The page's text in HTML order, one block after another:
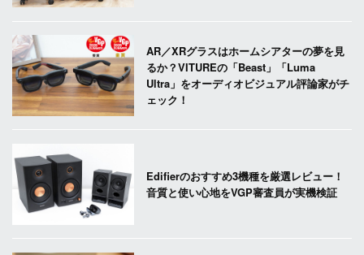
AR／XRグラスはホームシアターの夢を見
るか？VITUREの「Beast」「Luma
Ultra」をオーディオビジュアル評論家がチ
ェック！
Edifierのおすすめ3機種を厳選レビュー！
音質と使い心地をVGP審査員が実機検証